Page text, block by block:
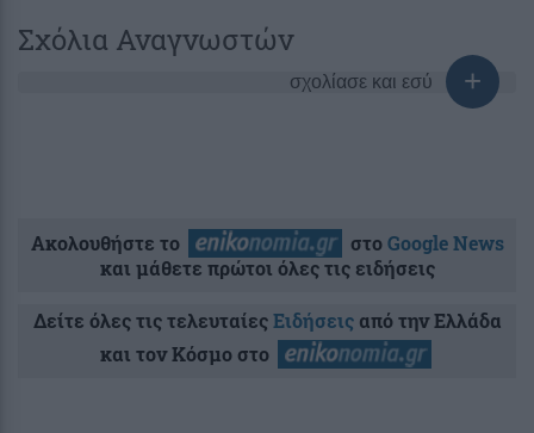
Σχόλια Αναγνωστών
σχολίασε και εσύ
Ακολουθήστε το στοGoogle News
και μάθετε πρώτοι όλες τις ειδήσεις
Δείτε όλες τις τελευταίεςΕιδήσειςαπό την Ελλάδα
και τον Κόσμο στο